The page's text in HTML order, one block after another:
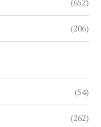
(206)
(54)
(262)